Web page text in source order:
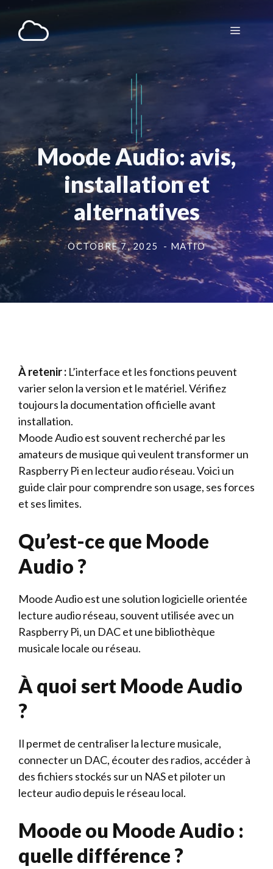
contenu
Menu
Moode Audio: avis,
installation et
alternatives
OCTOBRE 7, 2025 - MATIO
À retenir : L’interface et les fonctions peuvent
varier selon la version et le matériel. Vérifiez
toujours la documentation officielle avant
installation.
Moode Audio est souvent recherché par les
amateurs de musique qui veulent transformer un
Raspberry Pi en lecteur audio réseau. Voici un
guide clair pour comprendre son usage, ses forces
et ses limites.
Qu’est-ce que Moode
Audio ?
Moode Audio est une solution logicielle orientée
lecture audio réseau, souvent utilisée avec un
Raspberry Pi, un DAC et une bibliothèque
musicale locale ou réseau.
À quoi sert Moode Audio
?
Il permet de centraliser la lecture musicale,
connecter un DAC, écouter des radios, accéder à
des fichiers stockés sur un NAS et piloter un
lecteur audio depuis le réseau local.
Moode ou Moode Audio :
quelle différence ?